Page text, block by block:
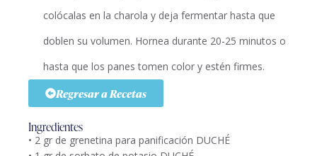
colócalas en la charola y deja fermentar hasta que
doblen su volumen. Hornea durante 20-25 minutos o
hasta que los panes tomen color y estén firmes.
Regresar a Recetas
Ingredientes
• 2 gr de grenetina para panificación DUCHÉ